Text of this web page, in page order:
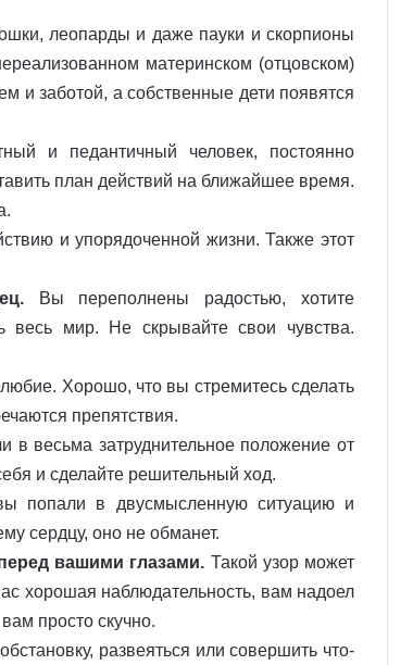
леопарды и даже пауки и скорпионы
материнском (отцовском)
и заботой, а собственные дети появятся
и педантичный человек, постоянно
план действий на ближайшее время.
и упорядоченной жизни. Также этот
Вы переполнены радостью, хотите
весь мир. Не скрывайте свои чувства.
Хорошо, что вы стремитесь сделать
препятствия.
в весьма затруднительное положение от
и сделайте решительный ход.
попали в двусмысленную ситуацию и
сердцу, оно не обманет.
вашими глазами. Такой узор может
хорошая наблюдательность, вам надоел
просто скучно.
развеяться или совершить что-